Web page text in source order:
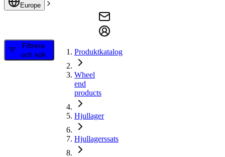
Europe
Filtrera
och sök
Produktkatalog
Wheel
end
products
Hjullager
Hjullagerssats